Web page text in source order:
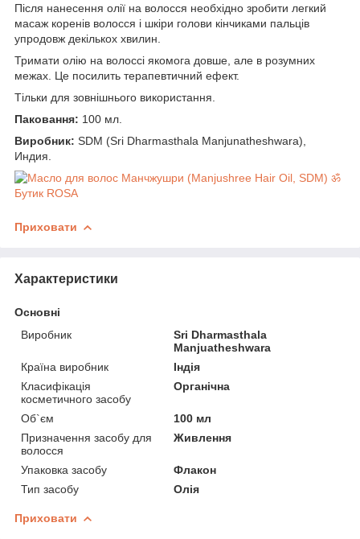
Після нанесення олії на волосся необхідно зробити легкий
масаж коренів волосся і шкіри голови кінчиками пальців
упродовж декількох хвилин.
Тримати олію на волоссі якомога довше, але в розумних
межах. Це посилить терапевтичний ефект.
Тільки для зовнішнього використання.
Паковання: 100 мл.
Виробник: SDM (Sri Dharmasthala Manjunatheshwara),
Индия.
Приховати
Характеристики
Основні
Виробник
Sri Dharmasthala
Manjuatheshwara
Країна виробник
Індія
Класифікація
косметичного засобу
Органічна
Об`єм
100 мл
Призначення засобу для
волосся
Живлення
Упаковка засобу
Флакон
Тип засобу
Олія
Приховати